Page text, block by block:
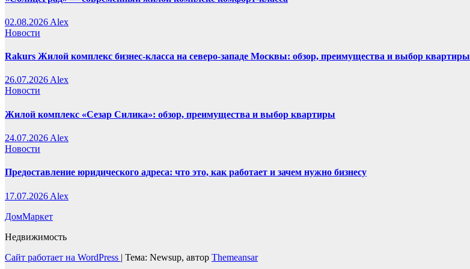
02.08.2026 Alex
Новости
Rakurs Жилой комплекс бизнес-класса на северо-западе Москвы: обзор, преимущества и выбор квартиры
26.07.2026Alex
Новости
Жилой комплекс «Сезар Силика»: обзор, преимущества и выбор квартиры
24.07.2026 Alex
Новости
Предоставление юридического адреса: что это, как работает и зачем нужно бизнесу
17.07.2026 Alex
ДомМаркет
Недвижимость
Сайт работает на WordPress | Тема: Newsup, автор Themeansar